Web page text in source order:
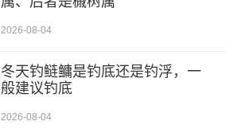
2026-08-04
冬天钓鲢鳙是钓底还是钓浮，一
般建议钓底
2026-08-04